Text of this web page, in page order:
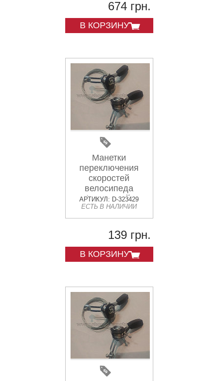
674 грн.
В КОРЗИНУ
Манетки
переключения
скоростей
велосипеда
(алюминий,
поисковые) DS
АРТИКУЛ: D-323429
ЕСТЬ В НАЛИЧИИ
139 грн.
В КОРЗИНУ